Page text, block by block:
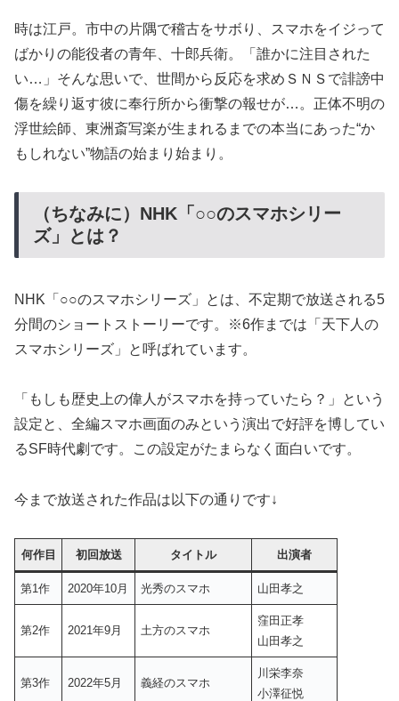
時は江戸。市中の片隅で稽古をサボり、スマホをイジって
ばかりの能役者の青年、十郎兵衛。「誰かに注目された
い…」そんな思いで、世間から反応を求めＳＮＳで誹謗中
傷を繰り返す彼に奉行所から衝撃の報せが…。正体不明の
浮世絵師、東洲斎写楽が生まれるまでの本当にあった“か
もしれない”物語の始まり始まり。
（ちなみに）NHK「○○のスマホシリー
ズ」とは？
NHK「○○のスマホシリーズ」とは、不定期で放送される5
分間のショートストーリーです。※6作までは「天下人の
スマホシリーズ」と呼ばれています。
「もしも歴史上の偉人がスマホを持っていたら？」という
設定と、全編スマホ画面のみという演出で好評を博してい
るSF時代劇です。この設定がたまらなく面白いです。
今まで放送された作品は以下の通りです↓
何作目 初回放送 タイトル 出演者
第1作 2020年10月 光秀のスマホ 山田孝之
第2作 2021年9月 土方のスマホ
窪田正孝
山田孝之
第3作 2022年5月 義経のスマホ
川栄李奈
小澤征悦